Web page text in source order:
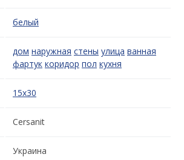
белый
дом наружная стены улица ванная
фартук коридор пол кухня
15x30
Cersanit
Украина